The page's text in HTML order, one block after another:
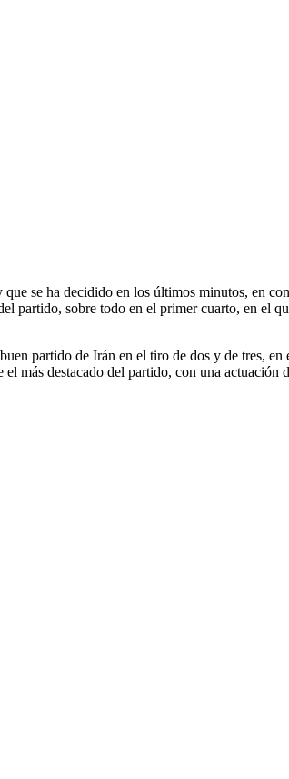
se ha decidido en los últimos minutos, en
partido, sobre todo en el primer cuarto, en el
partido de Irán en el tiro de dos y de tres,
el más destacado del partido, con una actuación